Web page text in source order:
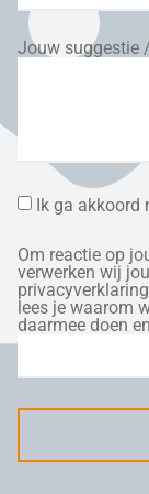
Jouw suggestie
Ik ga akkoord
Om reactie op
verwerken wij
lees je waarom
daarmee doen